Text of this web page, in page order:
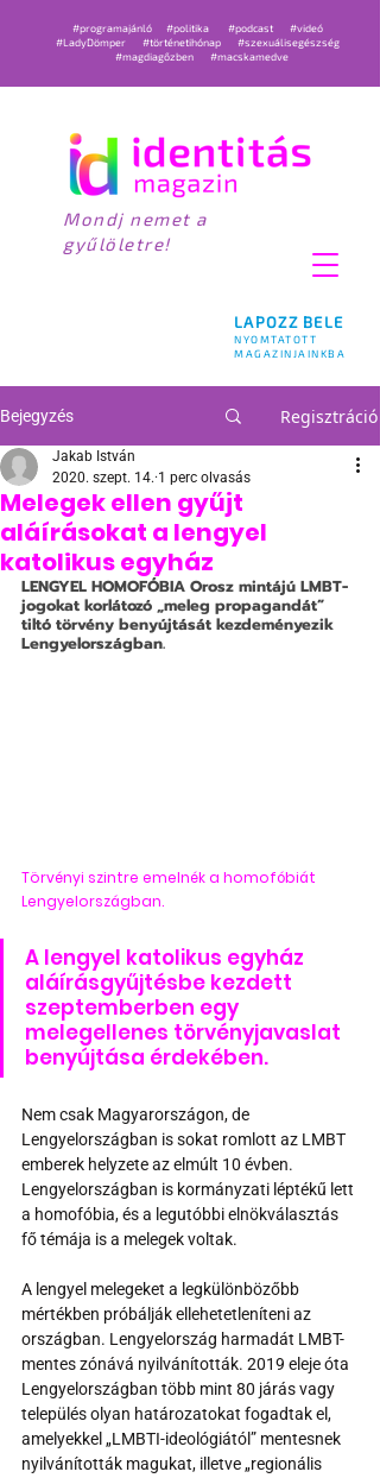
LAPOZZ BELE
NYOMTATOTT
MAGAZINJAINKBA
#programajánló #politika #podcast
#videó
#LadyDömper
#történetihónap
#szexuálisegészség
#magdiagőzben
#macskamedve
Mondj nemet a
gyűlöletre!
Bejegyzés Regisztráció
Melegek ellen gyűjt
aláírásokat a lengyel
katolikus egyház
Jakab István
2020. szept. 14. 1 perc olvasás
LENGYEL HOMOFÓBIA Orosz mintájú LMBT-
jogokat korlátozó „meleg propagandát”
tiltó törvény benyújtását kezdeményezik
Lengyelországban.
Törvényi szintre emelnék a homofóbiát
Lengyelországban.
A lengyel katolikus egyház
aláírásgyűjtésbe kezdett
szeptemberben egy
melegellenes törvényjavaslat
benyújtása érdekében.
Nem csak Magyarországon, de
Lengyelországban is sokat romlott az LMBT
emberek helyzete az elmúlt 10 évben.
Lengyelországban is kormányzati léptékű lett
a homofóbia, és a legutóbbi elnökválasztás
fő témája is a melegek voltak.
A lengyel melegeket a legkülönbözőbb
mértékben próbálják ellehetetleníteni az
országban. Lengyelország harmadát LMBT-
mentes zónává nyilvánították. 2019 eleje óta
Lengyelországban több mint 80 járás vagy
település olyan határozatokat fogadtak el,
amelyekkel „LMBTI-ideológiától” mentesnek
nyilvánították magukat, illetve „regionális